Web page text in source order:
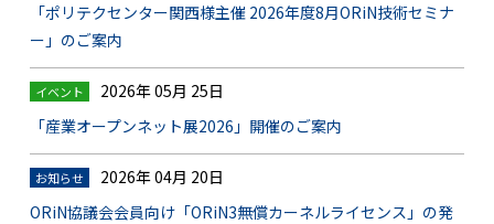
「ポリテクセンター関西様主催 2026年度8月ORiN技術セミナ
ー」のご案内
イベント
2026年 05月 25日
「産業オープンネット展2026」開催のご案内
お知らせ
2026年 04月 20日
ORiN協議会会員向け「ORiN3無償カーネルライセンス」の発